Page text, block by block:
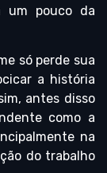
um pouco da
só perde sua
a história
antes disso
como a
na
do trabalho